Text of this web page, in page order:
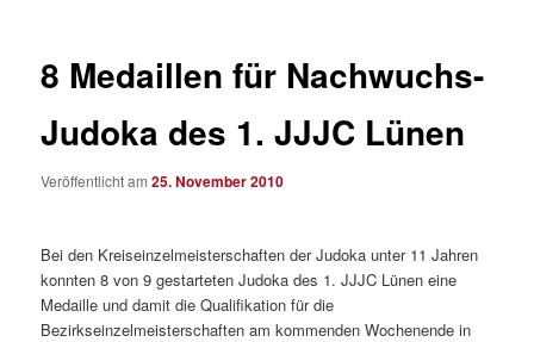
8 Medaillen für Nachwuchs-
Judoka des 1. JJJC Lünen
Veröffentlicht am25. November 2010
Bei den Kreiseinzelmeisterschaften der Judoka unter 11 Jahren
konnten 8 von 9 gestarteten Judoka des 1. JJJC Lünen eine
Medaille und damit die Qualifikation für die
Bezirkseinzelmeisterschaften am kommenden Wochenende in